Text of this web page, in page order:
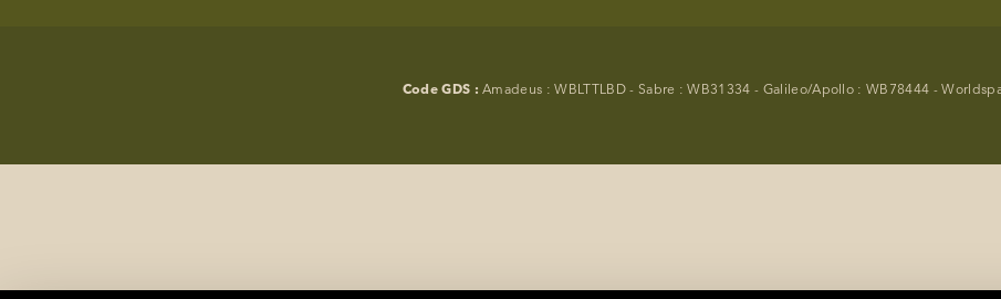
Code GDS :Amadeus : WBLTTLBD - Sabre : WB31334 - Galileo/Apollo : WB78444 -